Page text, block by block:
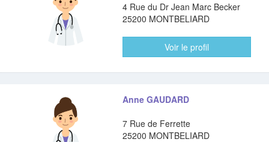
4 Rue du Dr Jean Marc Becker
25200 MONTBELIARD
Voir le profil
Anne GAUDARD
7 Rue de Ferrette
25200 MONTBELIARD